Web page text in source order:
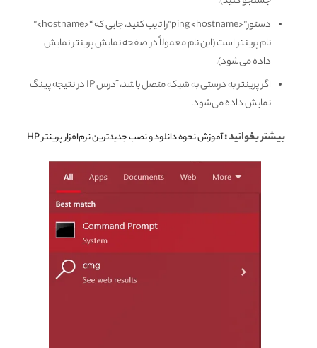
دستور”<ping <hostname”را تایپ کنید، جایی که “<hostname>”
نام پرینتر است (این نام معمولاً در صفحه نمایش پرینتر نمایش
داده می‌شود).
اگر پرینتر به درستی به شبکه متصل باشد، آدرس IP در نتیجه پینگ
نمایش داده می‌شود.
بیشتر بخوانید :آموزش نحوه دانلود و نصب جدیدترین نرم‌افزار پرینتر HP